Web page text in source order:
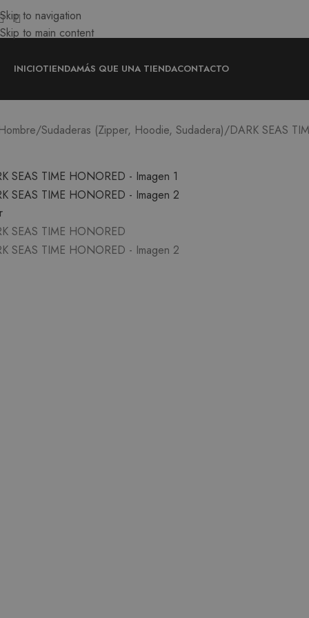
Skip to navigation
Skip to main content
INICIOTIENDAMÁS QUE UNA TIENDACONTACTO
Sudaderas (Zipper, Hoodie, Sudadera) DARK SEAS